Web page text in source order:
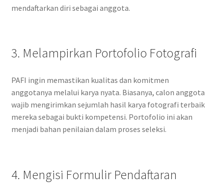
mendaftarkan diri sebagai anggota.
3. Melampirkan Portofolio Fotografi
PAFI ingin memastikan kualitas dan komitmen
anggotanya melalui karya nyata. Biasanya, calon anggota
wajib mengirimkan sejumlah hasil karya fotografi terbaik
mereka sebagai bukti kompetensi. Portofolio ini akan
menjadi bahan penilaian dalam proses seleksi.
4. Mengisi Formulir Pendaftaran